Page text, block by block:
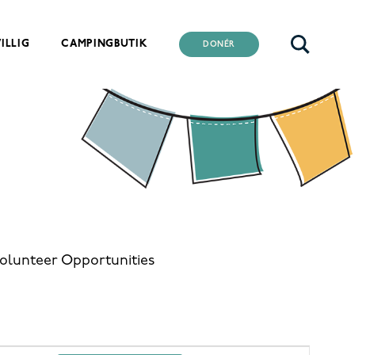
CAMPINGBUTIK DONÉR
Opportunities